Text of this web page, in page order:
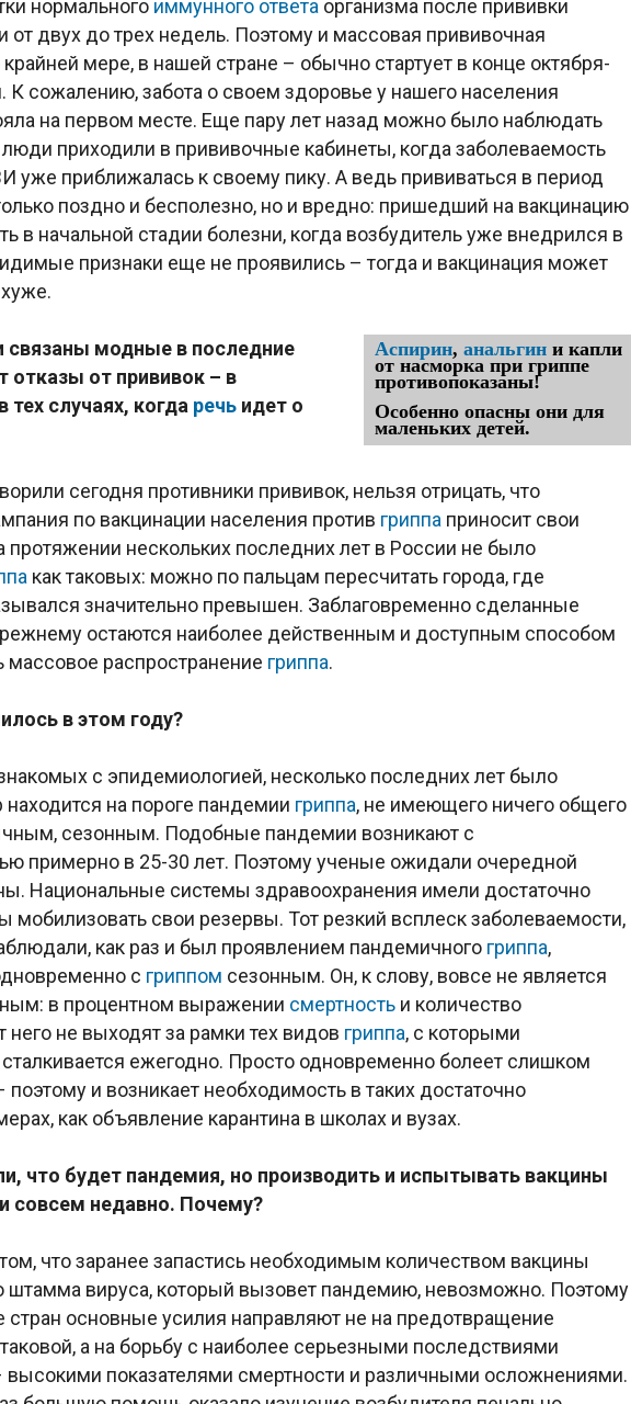
нормального иммунного ответа организма после прививки
от двух до трех недель. Поэтому и массовая прививочная
мере, в нашей стране – обычно стартует в конце октября-
К сожалению, забота о своем здоровье у нашего населения
на первом месте. Еще пару лет назад можно было наблюдать
люди приходили в прививочные кабинеты, когда заболеваемость
уже приближалась к своему пику. А ведь прививаться в период
поздно и бесполезно, но и вредно: пришедший на вакцинацию
в начальной стадии болезни, когда возбудитель уже внедрился в
признаки еще не проявились – тогда и вакцинация может
Аспирин,анальгин и капли
от насморка при гриппе
противопоказаны!
Особенно опасны они для
маленьких детей.
связаны модные в последние
отказы от прививок – в
тех случаях, когда речь идет о
сегодня противники прививок, нельзя отрицать, что
по вакцинации населения против гриппа приносит свои
протяжении нескольких последних лет в России не было
как таковых: можно по пальцам пересчитать города, где
значительно превышен. Заблаговременно сделанные
остаются наиболее действенным и доступным способом
массовое распространение гриппа.
в этом году?
с эпидемиологией, несколько последних лет было
на пороге пандемии гриппа, не имеющего ничего общего
сезонным. Подобные пандемии возникают с
примерно в 25-30 лет. Поэтому ученые ожидали очередной
Национальные системы здравоохранения имели достаточно
мобилизовать свои резервы. Тот резкий всплеск заболеваемости,
как раз и был проявлением пандемичного гриппа,
с гриппом сезонным. Он, к слову, вовсе не является
в процентном выражении смертность и количество
него не выходят за рамки тех видов гриппа, с которыми
ежегодно. Просто одновременно болеет слишком
и возникает необходимость в таких достаточно
как объявление карантина в школах и вузах.
что будет пандемия, но производить и испытывать вакцины
совсем недавно. Почему?
что заранее запастись необходимым количеством вакцины
штамма вируса, который вызовет пандемию, невозможно. Поэтому
стран основные усилия направляют не на предотвращение
а на борьбу с наиболее серьезными последствиями
высокими показателями смертности и различными осложнениями.